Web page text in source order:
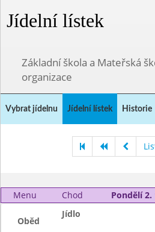
Jídelní lístek
Základní škola a Mateřská
organizace
Vybrat jídelnu Jídelní lístek Historie
Menu Chod Pondělí 2.
Oběd
Jídlo